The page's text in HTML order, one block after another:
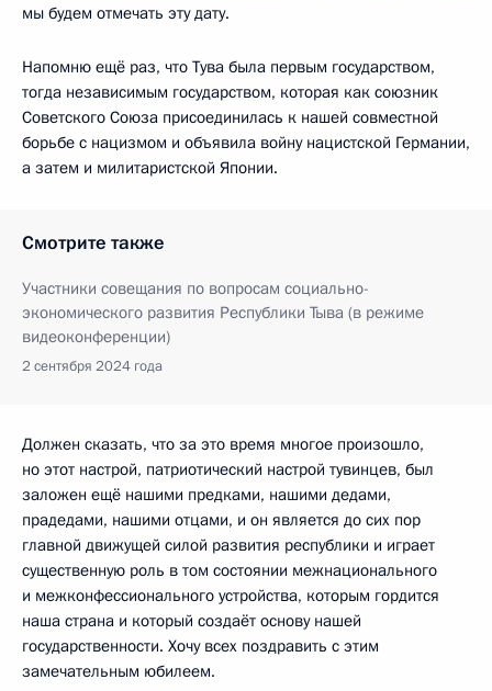
мы будем отмечать эту дату.
Напомню ещё раз, что Тува была первым государством,
тогда независимым государством, которая как союзник
Советского Союза присоединилась к нашей совместной
борьбе с нацизмом и объявила войну нацистской Германии,
а затем и милитаристской Японии.
Смотрите также
Участники совещания по вопросам социально-
экономического развития Республики Тыва (в режиме
видеоконференции)
2 сентября 2024 года
Должен сказать, что за это время многое произошло,
но этот настрой, патриотический настрой тувинцев, был
заложен ещё нашими предками, нашими дедами,
прадедами, нашими отцами, и он является до сих пор
главной движущей силой развития республики и играет
существенную роль в том состоянии межнационального
и межконфессионального устройства, которым гордится
наша страна и который создаёт основу нашей
государственности. Хочу всех поздравить с этим
замечательным юбилеем.